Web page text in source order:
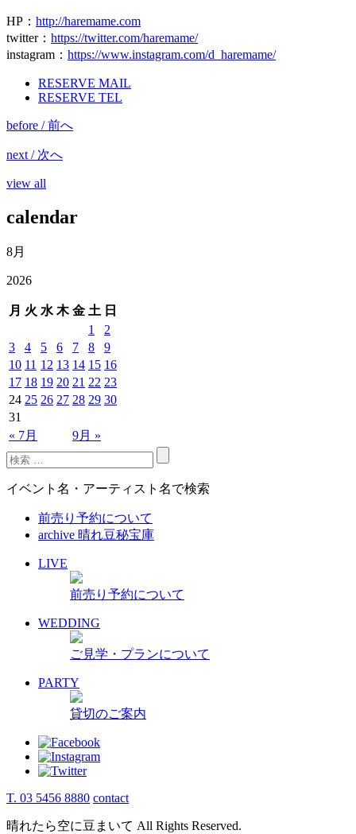
HP ： http://haremame.com
twitter： https://twitter.com/haremame/
instagram ： https://www.instagram.com/d_haremame/
RESERVE MAIL
RESERVE TEL
before / 前へ
next / 次へ
view all
calendar
8月
2026
月 火 水 木 金 土 日
« 7月 9月 »
1
2
3
4 5 6 7 8
9
10 11 12 13 14 15 16
17 18 19 20 21 22 23
24 25 26 27 28 29 30
31
イベント名・アーティスト名で検索
前売り予約について
archive 晴れ豆秘宝庫
LIVE
前売り予約について
WEDDING
ご見学・プランについて
PARTY
貸切のご案内
T. 03 5456 8880 contact
晴れたら空に豆まいて All Rights Reserved.